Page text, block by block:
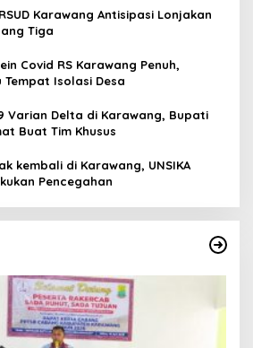
Karawang Antisipasi Lonjakan
Tiga
Covid RS Karawang Penuh,
Tempat Isolasi Desa
Varian Delta di Karawang, Bupati
Buat Tim Khusus
kembali di Karawang, UNSIKA
Pencegahan